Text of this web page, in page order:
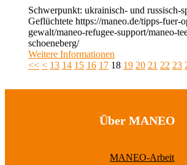
Schwerpunkt: ukrainisch- und russisch-
Geflüchtete https://maneo.de/tipps-fuer-
gewalt/maneo-refugee-support/maneo-
schoeneberg/
Weitere Informationen
<< < 13 14 15 16 17 18 19 20 21 22 23
Über MANEO
MANEO-Arbeit